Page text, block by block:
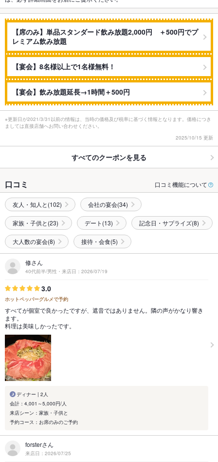
【席のみ】単品スタンダード飲み放題2,000円 ＋500円でプ
レミアム飲み放題
【宴会】8名様以上で1名様無料！
【宴会】飲み放題延長→1時間＋500円
※更新日が2021/3/31以前の情報は、当時の価格及び税率に基づく情報となります。価格につき
ましては直接店舗へお問い合わせください。
2025/10/15 更新
すべてのクーポンを見る
口コミ 口コミ機能について
友人・知人と(102) 会社の宴会(34)
家族・子供と(23) デート(13) 記念日・サプライズ(8)
大人数の宴会(8) 接待・会食(5)
修さん
40代前半/男性・来店日：2026/07/19
3.0
ホットペッパーグルメで予約
すべてが個室で良かったですが、遮音ではありません。隣の声がかなり響き
ます。
料理は美味しかったです。
ディナー | 2人
会計：4,001～5,000円/人
来店シーン：家族・子供と
予約コース：お席のみのご予約
forsterさん
来店日：2026/07/25